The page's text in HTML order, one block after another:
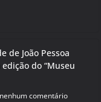
de João Pessoa
do “Museu
nenhum comentário